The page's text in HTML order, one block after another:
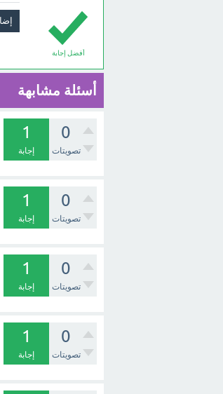
أفضل إجابة
أسئلة مشابهة
0
تصويتات
1
إجابة
0
تصويتات
1
إجابة
0
تصويتات
1
إجابة
0
تصويتات
1
إجابة